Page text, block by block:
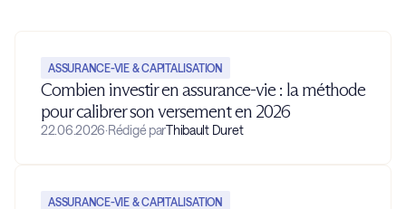
ASSURANCE-VIE & CAPITALISATION
Combien investir en assurance-vie : la méthode
pour calibrer son versement en 2026
22.06.2026·Rédigé parThibault Duret
ASSURANCE-VIE & CAPITALISATION